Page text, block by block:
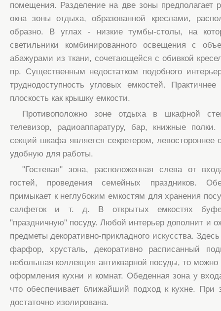
помещения. Разделение на две зоны предполагает
окна зоны отдыха, образованной креслами,
образно. В углах - низкие тумбы-столы, на
светильники комбинированного освещения с
абажурами из ткани, сочетающейся с обивкой
пр. Существенным недостатком подобного
труднодоступность угловых емкостей.
плоскость как крышку емкости.
Противоположно зоне отдыха в шкафной
телевизор, радиоаппаратуру, бар, книжные
секций шкафа является секретером, левостороннее
удобную для работы.
"Гостевая" зона, расположенная слева от
гостей, проведения семейных праздников.
примыкает к неглубоким емкостям для хранения
салфеток и т. д. В открытых емкостях
"праздничную" посуду. Любой интерьер дополнит и
предметы декоративно-прикладного искусства.
фарфор, хрусталь, декоративно расписанный
небольшая коллекция антикварной посуды, то можно
оформления кухни и комнат. Обеденная зона у
что обеспечивает ближайший подход к кухне. При
достаточно изолирована.